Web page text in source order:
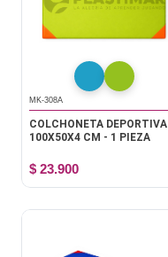
MK-308A
COLCHONETA DEPORTIVA
100X50X4 CM - 1 PIEZA
$ 23.900